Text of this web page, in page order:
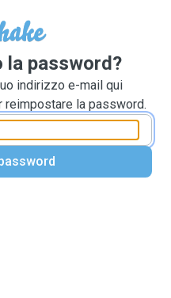
la password?
indirizzo e-mail qui
reimpostare la password.